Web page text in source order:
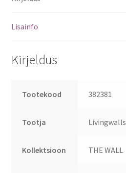
Lisainfo
Kirjeldus
Tootekood 382381
Tootja Livingwalls
Kollektsioon THE WALL